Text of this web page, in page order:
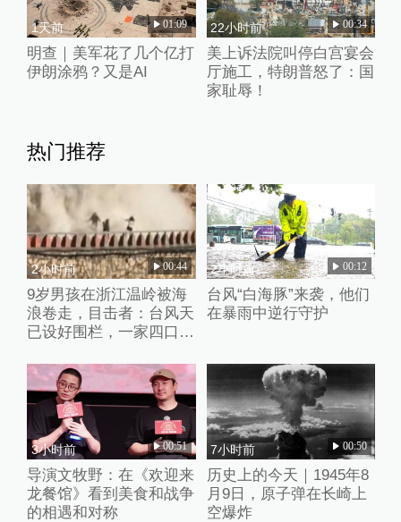
1天前 01:09
明查｜美军花了几个亿打
伊朗涂鸦？又是AI
22小时前 00:34
美上诉法院叫停白宫宴会
厅施工，特朗普怒了：国
家耻辱！
热门推荐
2小时前 00:44
9岁男孩在浙江温岭被海
浪卷走，目击者：台风天
已设好围栏，一家四口翻
2小时前 00:12
台风“白海豚”来袭，他们
在暴雨中逆行守护
3小时前 00:51
导演文牧野：在《欢迎来
龙餐馆》看到美食和战争
的相遇和对称
7小时前 00:50
历史上的今天｜1945年8
月9日，原子弹在长崎上
空爆炸